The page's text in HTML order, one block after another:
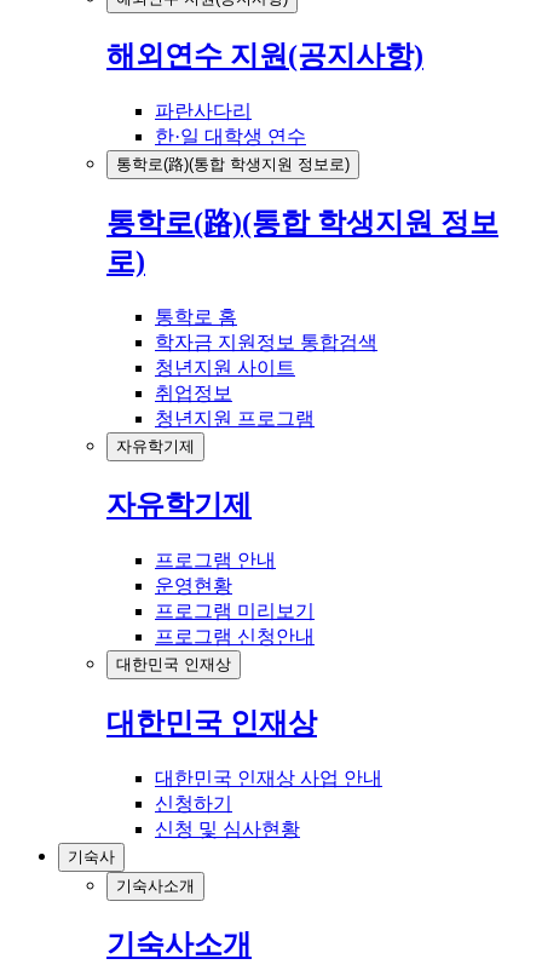
해외연수 지원(공지사항)
파란사다리
한·일 대학생 연수
통학로(路)(통합 학생지원 정보로)
통학로(路)(통합 학생지원 정보
로)
통학로 홈
학자금 지원정보 통합검색
청년지원 사이트
취업정보
청년지원 프로그램
자유학기제
자유학기제
프로그램 안내
운영현황
프로그램 미리보기
프로그램 신청안내
대한민국 인재상
대한민국 인재상
대한민국 인재상 사업 안내
신청하기
신청 및 심사현황
기숙사
기숙사소개
기숙사소개